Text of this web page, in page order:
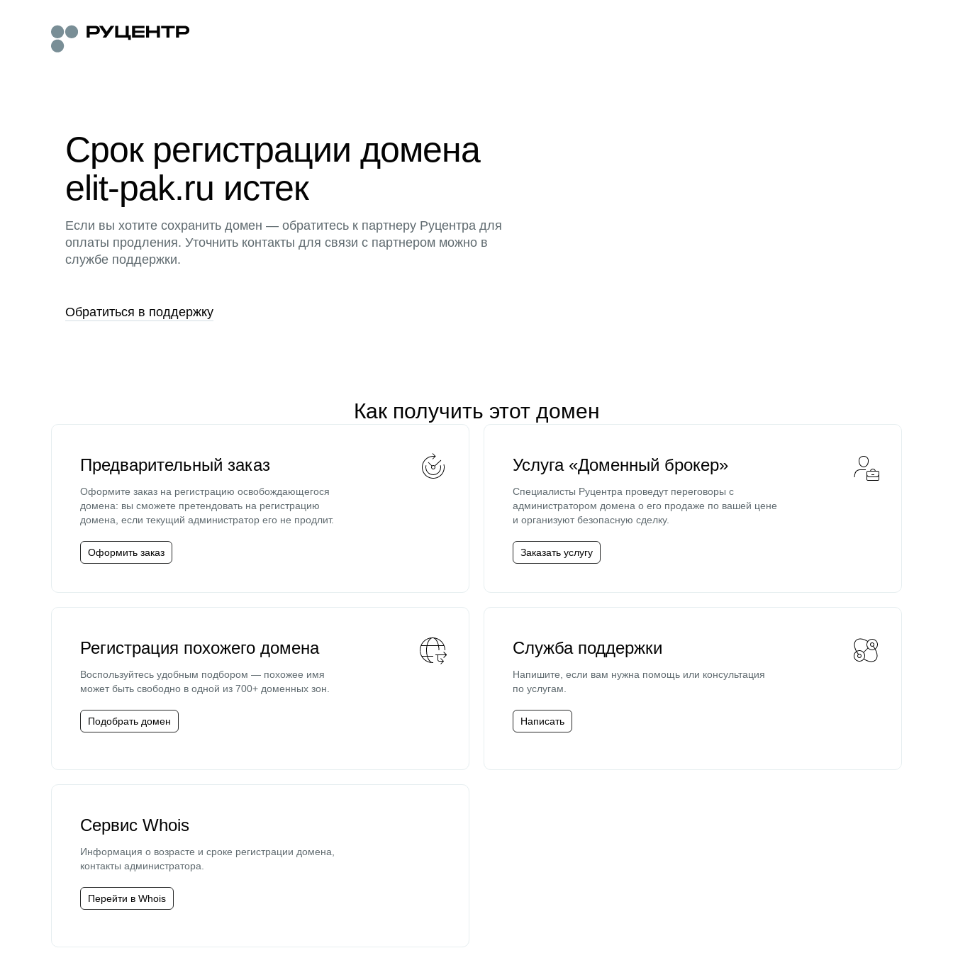
Срок регистрации домена
elit-pak.ru истек
Если вы хотите сохранить домен — обратитесь к партнеру Руцентра для
оплаты продления. Уточнить контакты для связи с партнером можно в
службе поддержки.
Обратиться в поддержку
Как получить этот домен
Предварительный заказ
Оформите заказ на регистрацию освобождающегося
домена: вы сможете претендовать на регистрацию
домена, если текущий администратор его не продлит.
Оформить заказ
Услуга «Доменный брокер»
Специалисты Руцентра проведут переговоры с
администратором домена о его продаже по вашей цене
и организуют безопасную сделку.
Заказать услугу
Регистрация похожего домена
Воспользуйтесь удобным подбором — похожее имя
может быть свободно в одной из 700+ доменных зон.
Подобрать домен
Служба поддержки
Напишите, если вам нужна помощь или консультация
по услугам.
Написать
Сервис Whois
Информация о возрасте и сроке регистрации домена,
контакты администратора.
Перейти в Whois